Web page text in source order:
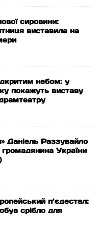
сировини:
виставила на
небом: у
покажуть виставу
Даніель Раззувайло
України
п’єдестал:
срібло для